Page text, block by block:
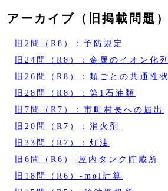
アーカイブ（旧掲載問題）
旧2問（R8）：予防規定
旧24問（R8）：金属のイオン化列
旧26問（R8）：類ごとの共通性状
旧28問（R8）：第1石油類
旧7問（R7）：市町村長への届出
旧20問（R7）：消火剤
旧33問（R7）：灯油
旧6問（R6）‐屋内タンク貯蔵所
旧18問（R6）‐mol計算